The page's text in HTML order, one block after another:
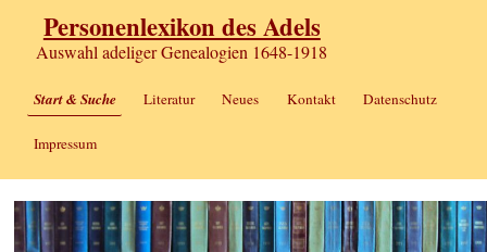
Personenlexikon des Adels
Auswahl adeliger Genealogien 1648-1918
Start & Suche Literatur Neues Kontakt Datenschutz
Impressum